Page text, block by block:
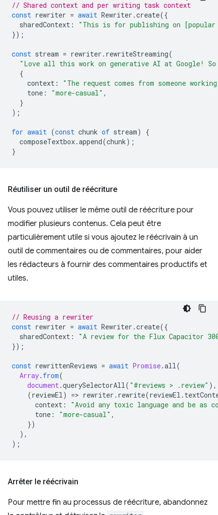
// Shared context and per writing task context
const rewriter = await Rewriter .create({
sharedContext :
"This is for publishing on [popular
});
const stream = rewriter . rewriteStreaming(
"Love all this work on generative AI at Google!
{
context :
"The request comes from someone
tone : "more-casual" ,
}
);
for await (const chunk of stream)
{
composeTextbox.append(chunk);
}
Réutiliser un outil de réécriture
Vous pouvez utiliser le même outil de réécriture pour
modifier plusieurs contenus. Cela peut être
particulièrement utile si vous ajoutez le réécrivain à un
outil de commentaires ou de commentaires, pour aider
les rédacteurs à fournir des commentaires productifs et
utiles.
// Reusing a rewriter
const rewriter = await Rewriter .create({
sharedContext :
"A review for the Flux Capacitor
});
const rewrittenReviews = await Promise.all(
Array. from(
document.querySelectorAll( "#reviews > .review" ),
(reviewEl) => rewriter . rewrite(reviewEl .
context :
"Avoid any toxic language and be as
tone : "more-casual" ,
})
),
);
Arrêter le réécrivain
Pour mettre fin au processus de réécriture, abandonnez